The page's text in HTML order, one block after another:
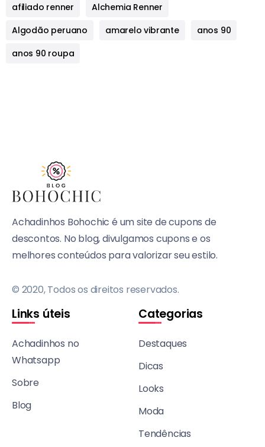
afiliado renner
Alchemia Renner
Algodão peruano
amarelo vibrante
anos 90
anos 90 roupa
Achadinhos Bohochic é um site de cupons de
descontos. No blog, divulgamos cupons e os
melhores conteúdos para valorizar seu estilo.
© 2020, Todos os direitos reservados.
Links úteis
Achadinhos no
Whatsapp
Sobre
Blog
Categorias
Destaques
Dicas
Looks
Moda
Tendências